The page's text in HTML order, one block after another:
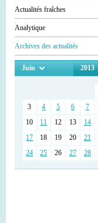
Actualités fraîches
Analytique
Archives des actualités
Juin 2013
3
4 5 6 7
10
11 12 13 14
17
18 19 20 21
24
25 26 27 28